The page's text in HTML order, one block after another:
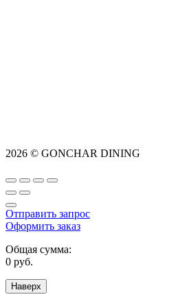
2026 © GONCHAR DINING
Отправить запрос
Оформить заказ
Общая сумма:
0 руб.
Наверх